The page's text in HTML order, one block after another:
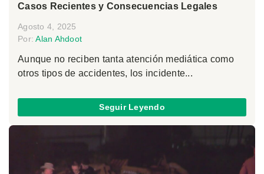
Casos Recientes y Consecuencias Legales
Agosto 4, 2025
Por:Alan Ahdoot
Aunque no reciben tanta atención mediática como
otros tipos de accidentes, los incidente...
Seguir Leyendo